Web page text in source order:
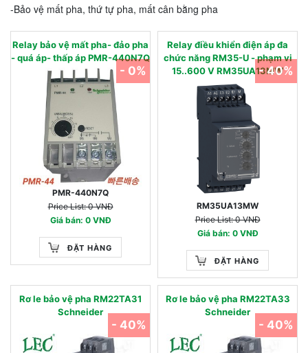
-Bảo vệ mất pha, thứ tự pha, mất cân bằng pha
Relay bảo vệ mất pha- đảo pha
- quá áp- thấp áp PMR-440N7Q
PMR-440N7Q
Price List: 0 VNĐ
Giá bán: 0 VNĐ
ĐẶT HÀNG
- 0%
Relay điều khiển điện áp đa
chức năng RM35-U - phạm vi
15..600 V RM35UA13MW
RM35UA13MW
Price List: 0 VNĐ
Giá bán: 0 VNĐ
ĐẶT HÀNG
- 40%
Rơ le bảo vệ pha RM22TA31
Schneider
- 40%
Rơ le bảo vệ pha RM22TA33
Schneider
- 40%